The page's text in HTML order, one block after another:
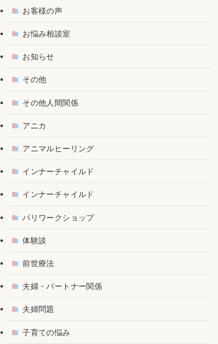
お客様の声
お悩み相談室
お知らせ
その他
その他人間関係
アニカ
アニマルヒーリング
インナーチャイルド
インナーチャイルド
パリワークショップ
体験談
前世療法
夫婦・パートナー関係
夫婦問題
子育ての悩み